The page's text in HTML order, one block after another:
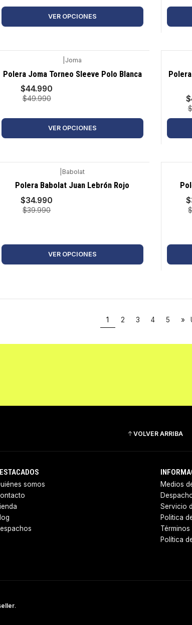
VER OPCIONES
-10%
Joma
Polera Joma Torneo Sleeve Polo Blanca
$44.990
$49.990
VER OPCIONES
-10%
-13%
Babolat
Polera Babolat Juan Lebrón Rojo
$34.990
$39.990
VER OPCIONES
-13%
1 2 3 4 5 »
VOLVER ARRIBA
somos
Medios
Servicio
Politica
Política
.